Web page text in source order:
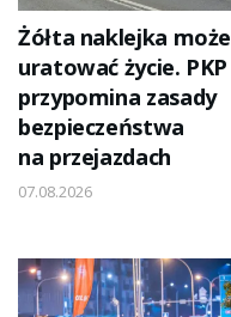
Żółta naklejka może
uratować życie. PKP
przypomina zasady
bezpieczeństwa
na przejazdach
07.08.2026